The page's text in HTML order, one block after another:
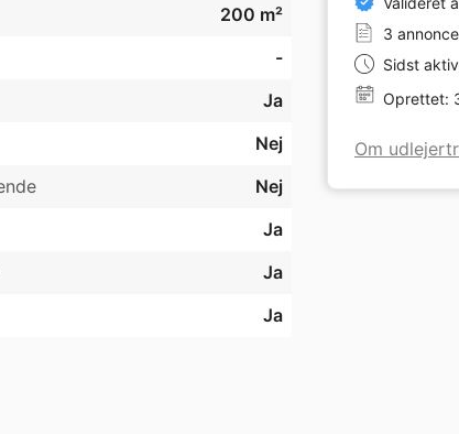
komfort, kvalitet og en
200 m²
-
Ja
Nej
Nej
Ja
Ja
Ja
3
Sidst
Oprettet:
Om